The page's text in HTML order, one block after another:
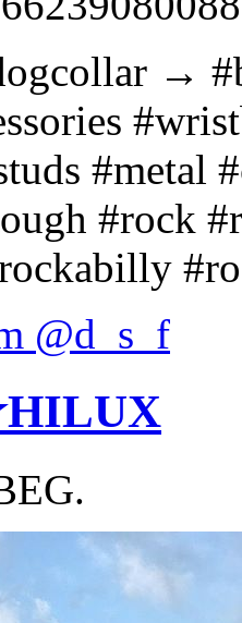
→
#metal
#rock
@d_s_f